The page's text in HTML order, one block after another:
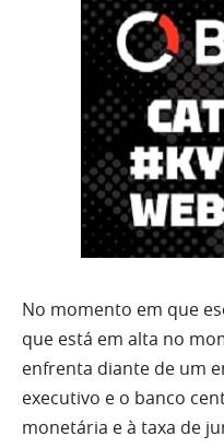
No momento em que
que está em alta no
enfrenta diante de um
executivo e o banco
monetária e à taxa de